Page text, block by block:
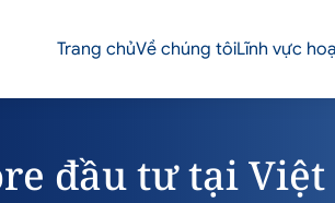
Trang chủVề chúng tôiLĩnh vực
đầu tư tại